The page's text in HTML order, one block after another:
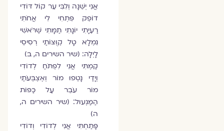
אֲנִי יְשֵׁנָה וְלִבִּי עֵר קוֹל דּוֹדִי
דוֹפֵק פִּתְחִי לִי אֲחֹתִי
רַעְיָתִי יוֹנָתִי תַמָּתִי שֶׁרֹּאשִׁי
נִמְלָא טָל קְוֻּצּוֹתַי רְסִיסֵי
לָיְלָה: (שיר השירים ה, ב)
קַמְתִּי אֲנִי לִפְתֹּחַ לְדוֹדִי
וְיָדַי נָטְפוּ מוֹר וְאֶצְבְּעֹתַי
מוֹר עֹבֵר עַל כַּפּוֹת
הַמַּנְעוּל׃ (שיר השירים ה,
ה)
פָּתַחְתִּי אֲנִי לְדוֹדִי וְדוֹדִי